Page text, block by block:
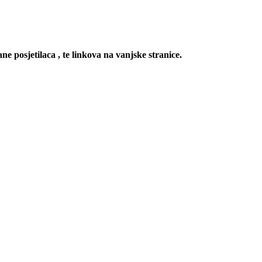
posjetilaca , te linkova na vanjske stranice.